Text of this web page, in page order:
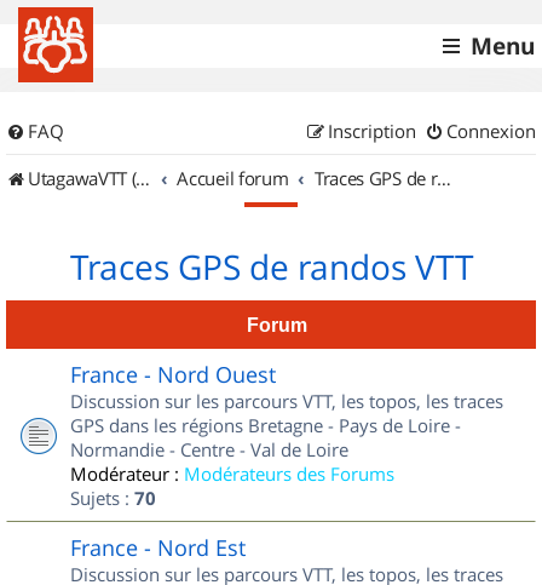
Menu
FAQ Connexion
Inscription
UtagawaVTT (Randos VTT et VTTAE avec traces GPS)
Accueil forum Traces GPS de randos VTT
Traces GPS de randos VTT
Forum
France - Nord Ouest
Discussion sur les parcours VTT, les topos, les traces
GPS dans les régions Bretagne - Pays de Loire -
Normandie - Centre - Val de Loire
Modérateur : Modérateurs des Forums
Sujets : 70
France - Nord Est
Discussion sur les parcours VTT, les topos, les traces